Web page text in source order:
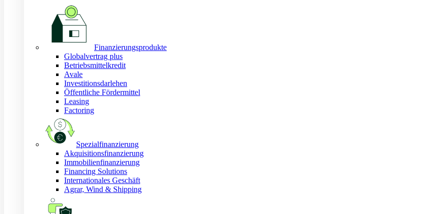
Finanzierungsprodukte
Globalvertrag plus
Betriebsmittelkredit
Avale
Investitionsdarlehen
Öffentliche Fördermittel
Leasing
Factoring
Spezialfinanzierung
Akquisitionsfinanzierung
Immobilienfinanzierung
Financing Solutions
Internationales Geschäft
Agrar, Wind & Shipping